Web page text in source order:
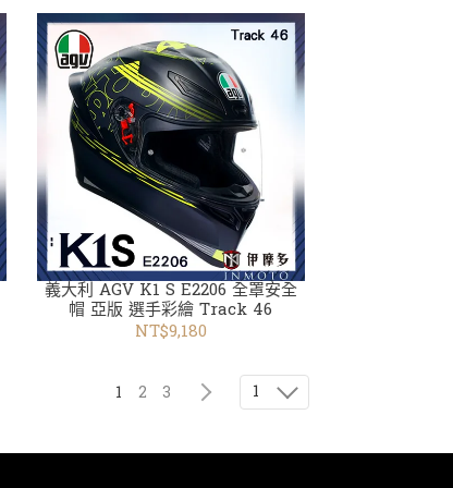
義大利 AGV K1 S E2206 全罩安全
帽 亞版 選手彩繪 Track 46
NT$9,180
1 2 3 1